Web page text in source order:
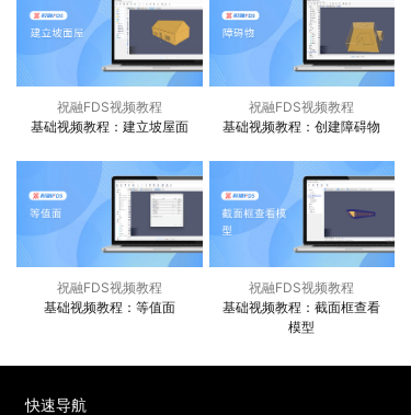
祝融FDS视频教程
基础视频教程：建立坡屋面
祝融FDS视频教程
基础视频教程：创建障碍物
祝融FDS视频教程
基础视频教程：等值面
祝融FDS视频教程
基础视频教程：截面框查看
模型
快速导航